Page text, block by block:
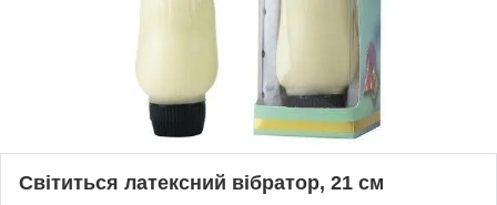
Світиться латексний вібратор, 21 см